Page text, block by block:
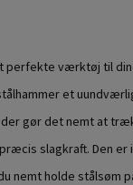
perfekte værktøj til
et
gør det nemt at
slagkraft. Den
nemt holde stålsøm